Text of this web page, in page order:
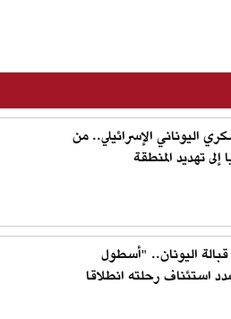
اليوناني الإسرائيلي.. من
تهديد المنطقة
اليونان.. "أسطول
استئناف رحلته انطلاقا